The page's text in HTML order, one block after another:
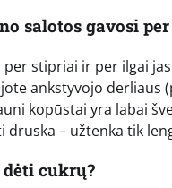
salotos gavosi
per stipriai ir per ilgai
ankstyvojo derliaus
kopūstai yra labai
– užtenka tik
cukrų?